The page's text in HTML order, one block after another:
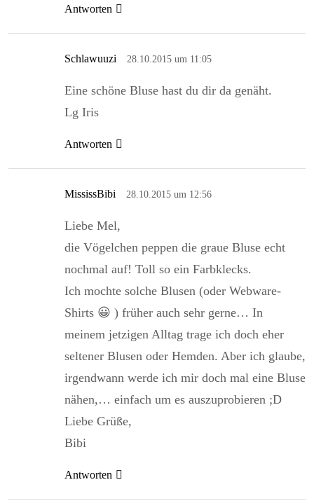
Antworten
Schlawuuzi 28.10.2015 um 11:05
Eine schöne Bluse hast du dir da genäht.
Lg Iris
Antworten
MississBibi 28.10.2015 um 12:56
Liebe Mel,
die Vögelchen peppen die graue Bluse echt
nochmal auf! Toll so ein Farbklecks.
Ich mochte solche Blusen (oder Webware-
Shirts 😀 ) früher auch sehr gerne… In
meinem jetzigen Alltag trage ich doch eher
seltener Blusen oder Hemden. Aber ich glaube,
irgendwann werde ich mir doch mal eine Bluse
nähen,… einfach um es auszuprobieren ;D
Liebe Grüße,
Bibi
Antworten